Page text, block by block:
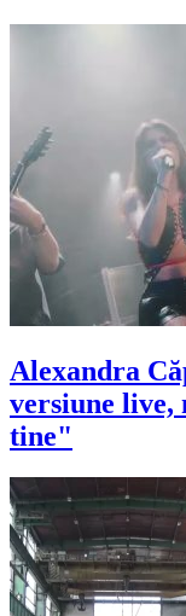
Alexandra
versiune live,
tine"